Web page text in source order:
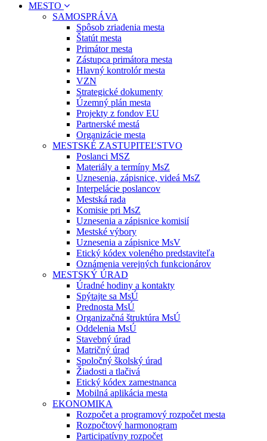
MESTO
SAMOSPRÁVA
Spôsob zriadenia mesta
Štatút mesta
Primátor mesta
Zástupca primátora mesta
Hlavný kontrolór mesta
VZN
Strategické dokumenty
Územný plán mesta
Projekty z fondov EU
Partnerské mestá
Organizácie mesta
MESTSKÉ ZASTUPITEĽSTVO
Poslanci MSZ
Materiály a termíny MsZ
Uznesenia, zápisnice, videá MsZ
Interpelácie poslancov
Mestská rada
Komisie pri MsZ
Uznesenia a zápisnice komisií
Mestské výbory
Uznesenia a zápisnice MsV
Etický kódex voleného predstaviteľa
Oznámenia verejných funkcionárov
MESTSKÝ ÚRAD
Úradné hodiny a kontakty
Spýtajte sa MsÚ
Prednosta MsÚ
Organizačná štruktúra MsÚ
Oddelenia MsÚ
Stavebný úrad
Matričný úrad
Spoločný školský úrad
Žiadosti a tlačivá
Etický kódex zamestnanca
Mobilná aplikácia mesta
EKONOMIKA
Rozpočet a programový rozpočet mesta
Rozpočtový harmonogram
Participatívny rozpočet